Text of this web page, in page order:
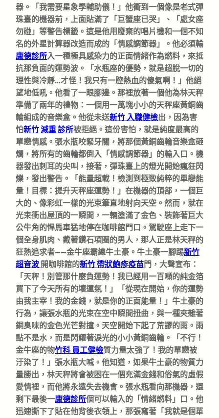
器。「我需要星象學輔助儀！」他衝到一個像是老式彈
珠臺的機器前，上面貼滿了「巨蟹座已哭」、「處女座
勿碰」等警告標籤。這是他用廢棄的唱片機和一個不知
名的外星計算器改造而成的「情感調節器」。他必須輸
康德診所入一種極具感染力的正面情緒作為燃料，來抵
抗那負面的運勢波。「水瓶座的優勢，就是超脫一切的
理性與冷靜…才怪！我只有一腔熱血的傻氣啊！」他絕
望地低吼。他看了一眼腳邊。那裡放著一個他為林天秤
準備了兩年的禮物：一個用一萬塊小小的天秤座黃銅齒
輪組成的音樂盒。他從未送新竹 入職健檢出，因為害
怕新竹 減重 診所被拒絕。這份害怕，就是純度最高的
單戀情感。張水瓶咬緊牙關，將那個黃銅齒輪音樂盒砸
爛，將所有的齒輪都倒入「情感調節器」的輸入口。機
器發出刺耳的尖叫，接著，彈珠臺上的燈光開始瘋狂閃
爍，發出警告。「能量超載！檢測到極致純粹的單戀能
量！目標：提升天秤座運勢！」在機器的頂部，一個巨
大的、像彩虹一樣的光束筆直地射向天空。然而，就在
光束衝出屋頂的一瞬間，一輛塗滿了金色、裝飾著巨大
公牛角的悍馬車猛地停在咖啡館門口。駕駛座上走下一
個全身肌肉、戴著鑽石項圈的男人，那人正是林天秤的
狂熱追求者——金牛座霸總牛土豪。牛土豪一腳踢新竹
超音波 開咖啡館的新竹 帶狀皰疹疫苗門，大聲宣布：
「天秤！別管那什麼負運勢！我已經用一百噸的純金箔
買下了今天所有的壞運氣！」「從現在開始，你的運勢
由我主宰！我的金錢，就是你的正面能量！」牛土豪的
行為，讓張水瓶的光束在空中瞬間扭曲，與一種夾雜著
銅臭味的金色光芒對撞。天空開始下起了荒謬的雨。雨
點不是水，而是閃耀著淚光的小小黃銅齒輪。「不行！
金牛座的物竹科 員工健檢質力量太強了！我的單戀被
汙染了！」張水瓶大喊。他知道，如果牛土豪的物質力
量勝出，林天秤將會被困在一個充滿金錢和俗氣的虛假
愛情裡，而他將永遠失去機會。張水瓶看向那機器，還
剩下最後一康德診所個可以輸入的「情緒燃料」口。他
迅速撕下了貼在他背後衣領上，那張寫著「我就是個單